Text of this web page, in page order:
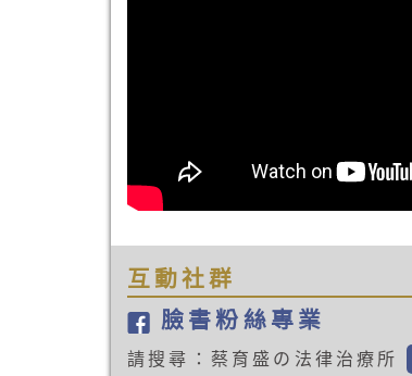
互動社群
臉書粉絲專業
請搜尋：蔡育盛の法律治療所